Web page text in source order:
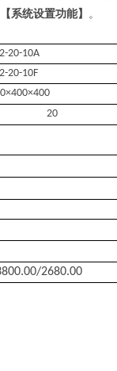
【系统设置功能】 。
20-10A
20-10F
×400×400
20
2680.00